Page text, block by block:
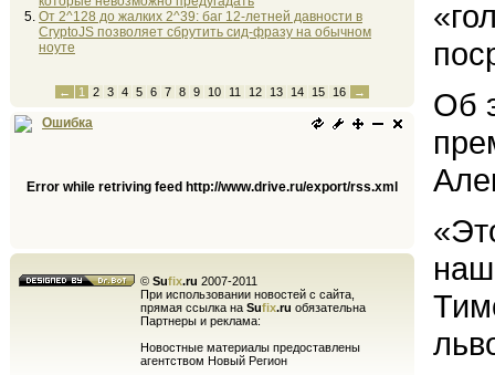
От 2^128 до жалких 2^39: баг 12-летней давности в
CryptoJS позволяет сбрутить сид-фразу на обычном
ноуте
← 1 2 3 4 5 6 7 8 9 10 11 12 13 14 15 16 →
Ошибка
Error while retriving feed http://www.drive.ru/export/rss.xml
© Sufix.ru 2007-2011
При использовании новостей с сайта,
прямая ссылка на Sufix.ru обязательна
Партнеры и реклама:
Новостные материалы предоставлены
агентством Новый Регион
Об